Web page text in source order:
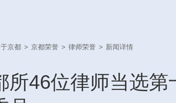
京都 > 京都荣誉 > 律师荣誉 > 新闻详情
所46位律师当选